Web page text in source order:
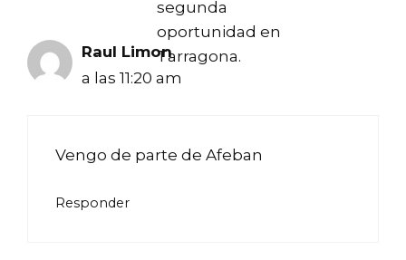
segunda
oportunidad en
Tarragona.
Raul Limon
a las 11:20 am
Vengo de parte de Afeban
Responder